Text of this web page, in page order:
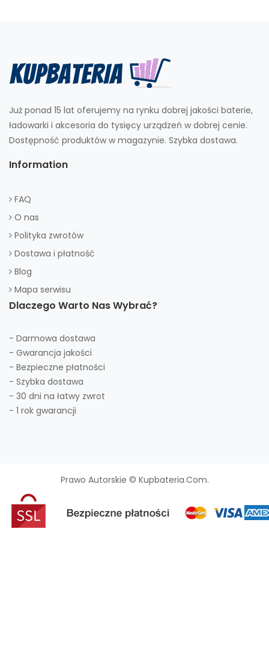
Już ponad 15 lat oferujemy na rynku dobrej jakości baterie,
ładowarki i akcesoria do tysięcy urządzeń w dobrej cenie.
Dostępność produktów w magazynie. Szybka dostawa.
Information
FAQ
O nas
Polityka zwrotów
Dostawa i płatność
Blog
Mapa serwisu
Dlaczego Warto Nas Wybrać?
- Darmowa dostawa
- Gwarancja jakości
- Bezpieczne płatności
- Szybka dostawa
- 30 dni na łatwy zwrot
- 1 rok gwarancji
Prawo Autorskie © Kupbateria.com.